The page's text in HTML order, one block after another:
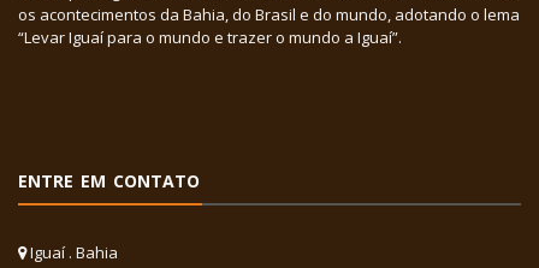
os acontecimentos da Bahia, do Brasil e do mundo, adotando o lema
“Levar Iguaí para o mundo e trazer o mundo a Iguaí”.
ENTRE EM CONTATO
Iguaí . Bahia